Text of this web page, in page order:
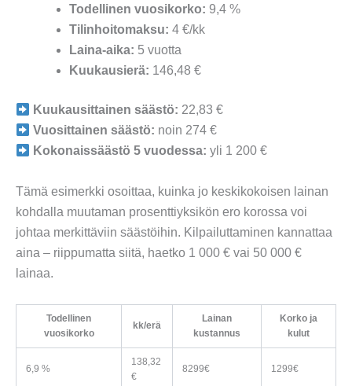
Todellinen vuosikorko: 9,4 %
Tilinhoitomaksu: 4 €/kk
Laina-aika: 5 vuotta
Kuukausierä: 146,48 €
Kuukausittainen säästö: 22,83 €
Vuosittainen säästö: noin 274 €
Kokonaissäästö 5 vuodessa: yli 1 200 €
Tämä esimerkki osoittaa, kuinka jo keskikokoisen lainan
kohdalla muutaman prosenttiyksikön ero korossa voi
johtaa merkittäviin säästöihin. Kilpailuttaminen kannattaa
aina – riippumatta siitä, haetko 1 000 € vai 50 000 €
lainaa.
Todellinen
vuosikorko
kk/erä
Lainan
kustannus
Korko ja
kulut
6,9 %
138,32
€
8299€ 1299€